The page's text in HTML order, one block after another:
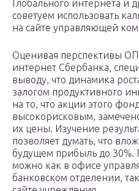
Глобального интернета
советуем использовать
на сайте управляющей
Оценивая перспективы
интернет Сбербанка,
выводу, что динамика
залогом продуктивного
на то, что акции этого
высокорисковым,
их цены. Изучение
позволяет думать, что
будущем прибыль до 30%.
можно как в офисе
банковском отделении,